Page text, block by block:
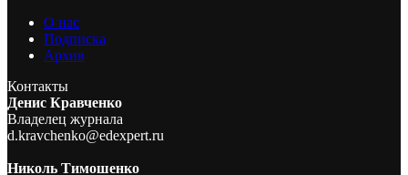
О нас
Подписка
Архив
Контакты
Денис Кравченко
Владелец журнала
d.kravchenko@edexpert.ru
Николь Тимошенко